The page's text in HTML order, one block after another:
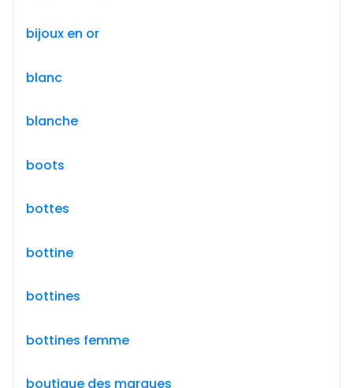
bijoux en or
blanc
blanche
boots
bottes
bottine
bottines
bottines femme
boutique des marques